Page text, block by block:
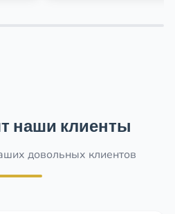
наши клиенты
довольных клиентов